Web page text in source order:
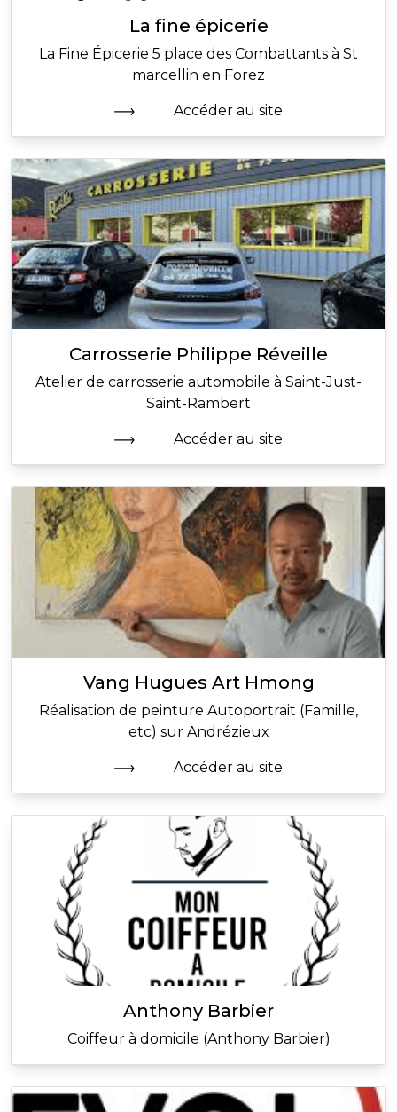
La fine épicerie
La Fine Épicerie 5 place des Combattants à St
marcellin en Forez
Accéder au site
Carrosserie Philippe Réveille
Atelier de carrosserie automobile à Saint-Just-
Saint-Rambert
Accéder au site
Vang Hugues Art Hmong
Réalisation de peinture Autoportrait (Famille,
etc) sur Andrézieux
Accéder au site
Anthony Barbier
Coiffeur à domicile (Anthony Barbier)